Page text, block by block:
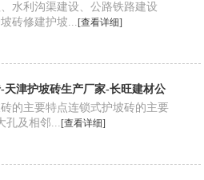
水利沟渠建设、公路铁路建设
砖修建护坡...[查看详细]
天津护坡砖生产厂家-长旺建材公
的主要特点连锁式护坡砖的主要
孔及相邻...[查看详细]